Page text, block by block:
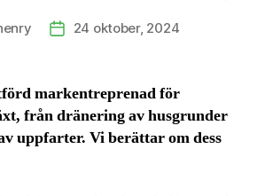
Inläggsdatum
24 oktober, 2024
markentreprenad för
från dränering av husgrunder
uppfarter. Vi berättar om dess